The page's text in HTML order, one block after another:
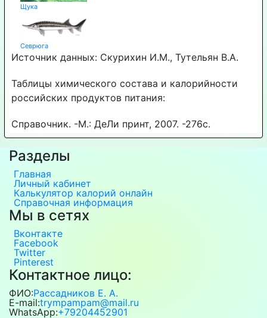
Щука
Севрюга
Источник данных: Скурихин И.М., Тутельян В.А.
Таблицы химического состава и калорийности
российских продуктов питания:
Справочник. -М.: ДеЛи принт, 2007. -276с.
Разделы
Главная
Личный кабинет
Калькулятор калорий онлайн
Справочная информация
Мы в сетях
Вконтакте
Facebook
Twitter
Pinterest
Контактное лицо:
ФИО:Рассадников Е. А.
E-mail:trympampam@mail.ru
WhatsApp:+79204452901